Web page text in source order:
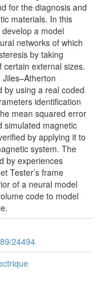
for the diagnosis and
materials. In this
a model
networks of which
by taking
external sizes.
by using a real coded
identification
mean squared error
simulated magnetic
by applying it to
system. The
by experiences
Tester’s frame
of a neural model
code to model
24494